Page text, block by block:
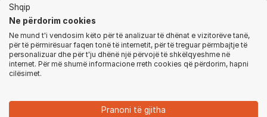
Për kërkesa të ofertave:
b2b@zirafa50.mk
Jadranska Magistrala No. 86, Skopje, North Macedonia
© Të gjitha të drejtat e rezervuara
Shqip
Ne përdorim cookies
Ne mund t'i vendosim këto për të analizuar të dhënat e vizitorëve tanë,
për të përmirësuar faqen tonë të internetit, për të treguar përmbajtje të
personalizuar dhe për t'ju dhënë një përvojë të shkëlqyeshme në
internet. Për më shumë informacione rreth cookies që përdorim, hapni
cilësimet.
Pranoni të gjitha